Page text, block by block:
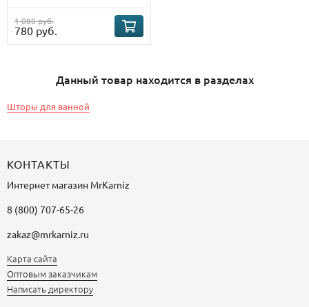
1 080 руб.
780 руб.
Данный товар находится в разделах
Шторы для ванной
КОНТАКТЫ
Интернет магазин MrKarniz
8 (800) 707-65-26
zakaz@mrkarniz.ru
Карта сайта
Оптовым заказчикам
Написать директору